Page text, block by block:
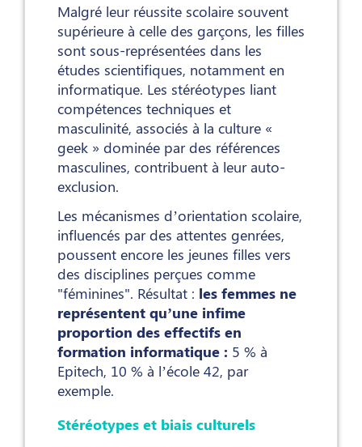
Malgré leur réussite scolaire souvent
supérieure à celle des garçons, les filles
sont sous-représentées dans les
études scientifiques, notamment en
informatique. Les stéréotypes liant
compétences techniques et
masculinité, associés à la culture «
geek » dominée par des références
masculines, contribuent à leur auto-
exclusion.
Les mécanismes d’orientation scolaire,
influencés par des attentes genrées,
poussent encore les jeunes filles vers
des disciplines perçues comme
"féminines". Résultat : les femmes ne
représentent qu’une infime
proportion des effectifs en
formation informatique : 5 % à
Epitech, 10 % à l’école 42, par
exemple.
Stéréotypes et biais culturels